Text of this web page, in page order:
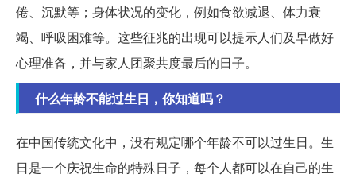
倦、沉默等；身体状况的变化，例如食欲减退、体力衰
竭、呼吸困难等。这些征兆的出现可以提示人们及早做好
心理准备，并与家人团聚共度最后的日子。
什么年龄不能过生日，你知道吗？
在中国传统文化中，没有规定哪个年龄不可以过生日。生
日是一个庆祝生命的特殊日子，每个人都可以在自己的生